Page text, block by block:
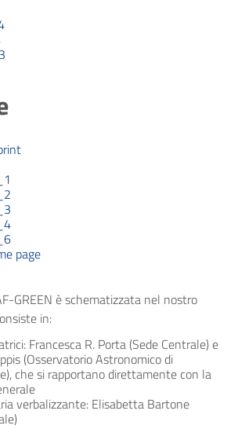
page
GREEN è schematizzata nel nostro
in:
Francesca R. Porta (Sede Centrale) e
(Osservatorio Astronomico di
che si rapportano direttamente con la
verbalizzante: Elisabetta Bartone